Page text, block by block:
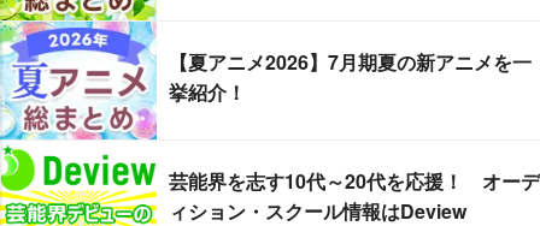
【夏アニメ2026】7月期夏の新アニメを一
挙紹介！
芸能界を志す10代～20代を応援！ オーデ
ィション・スクール情報はDeview